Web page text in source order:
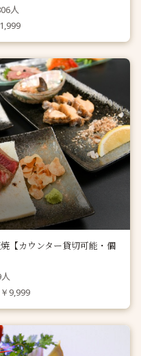
人
【カウンター貸切可能・個
人
9,999